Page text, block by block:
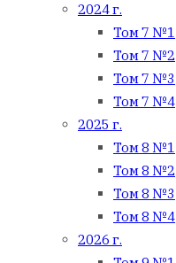
2024 г.
Том 7 №1
Том 7 №2
Том 7 №3
Том 7 №4
2025 г.
Том 8 №1
Том 8 №2
Том 8 №3
Том 8 №4
2026 г.